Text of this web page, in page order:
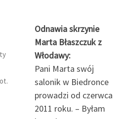
Odnawia skrzynie
Marta Błaszczuk z
Włodawy:
Pani Marta swój
salonik w Biedronce
prowadzi od czerwca
2011 roku. – Byłam